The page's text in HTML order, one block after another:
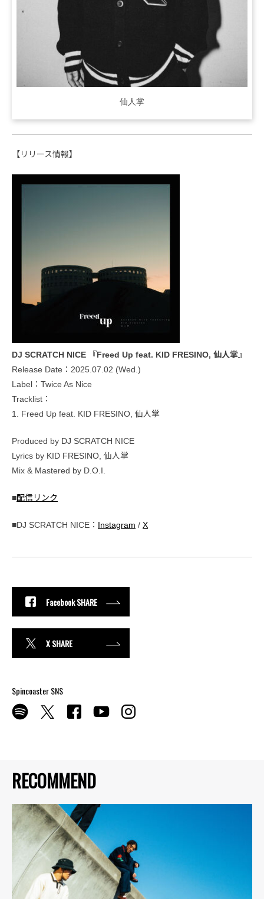
RECOMMEND
仙人掌
【リリース情報】
DJ SCRATCH NICE 『Freed Up feat. KID FRESINO, 仙人掌』
Release Date：2025.07.02 (Wed.)
Label：Twice As Nice
Tracklist：
1. Freed Up feat. KID FRESINO, 仙人掌
Produced by DJ SCRATCH NICE
Lyrics by KID FRESINO, 仙人掌
Mix & Mastered by D.O.I.
■配信リンク
■DJ SCRATCH NICE： Instagram / X
Facebook SHARE
X SHARE
Spincoaster SNS